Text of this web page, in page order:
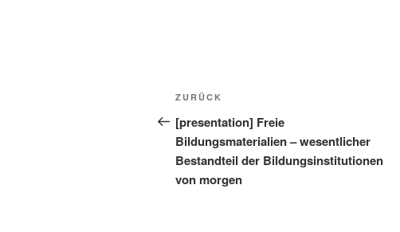
Beitragsnavigation
Vorheriger
Beitrag
ZURÜCK
[presentation] Freie
Bildungsmaterialien – wesentlicher
Bestandteil der Bildungsinstitutionen
von morgen